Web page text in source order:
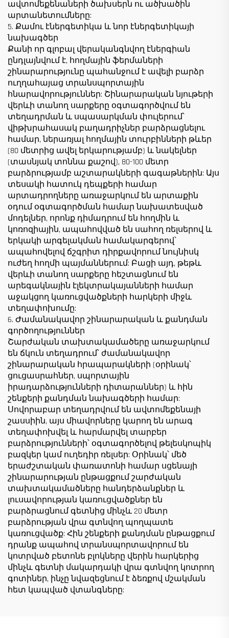
ավտոմեքենաների ծախսերն ու ածխածին
արտանետումները:
5. Քամու էներգետիկա և նոր էներգետիկայի
նախագծեր
Քանի որ գլոբալ վերականգնվող էներգիան
ընդլայնվում է, հողմային ֆերմաների
շինարարությունը պահանջում է ավելի բարձր
ուղղահայաց տրանսպորտային
հնարավորություններ: Շինարարական նյութերի
վերևի տանող սարքերը օգտագործվում են
տեղադրման և սպասարկման փուլերում՝
վիթխրահասակ բաղադրիչներ բարձրացնելու
համար, ներառյալ հողմային տուրբինների թևեր
(80 մետրից ավել երկարությամբ) և նակելներ
(տասնյակ տոննա քաշով), 80-100 մետր
բարձրությամբ աշտարակների գագաթներին: Այս
տեսակի հատուկ դեպքերի համար
արտադրողները առաջարկում են արտաքին
օդում օգտագործման համար նախատեսված
մոդելներ, որոնք դիմադրում են հողմին և
կոռոզիային, ապահովված են սահող ռելսերով և
երկակի արգելակման համակարգերով՝
ապահովելով ճշգրիտ դիրքավորում նույնիսկ
ուժեղ հողմի պայմաններում: Բացի այդ, թեթև
վերևի տանող սարքերը հեշտացնում են
արեգակնային էլեկտրակայանների համար
աջակցող կառուցվածքների հարկերի միջև
տեղափոխումը:
6. Ժամանակավոր շինարարական և քանդման
գործողություններ
Շարժական տախտակամածերը առաջարկում
են ճկուն տեղադրում՝ ժամանակավոր
շինարարական հրապարակների (օրինակ՝
ցուցասրահներ, սպորտային
իրադարձությունների դիտարաններ) և հին
շենքերի քանդման նախագծերի համար:
Սովորաբար տեղադրվում են ավտոմեքենայի
շասսիին, այս միավորները կարող են արագ
տեղափոխվել և հարմարվել տարբեր
բարձրությունների՝ օգտագործելով թելեսկոպիկ
բազկեր կամ ուղեդիր ռելսեր: Օրինակ՝ մեծ
երաժշտական փառատոնի համար սցենայի
շինարարության ընթացքում շարժական
տախտակամածները հանդերձանքներ և
լուսավորության կառուցվածքներ են
բարձրացնում գետնից մինչև 20 մետր
բարձրության վրա գտնվող պողպատե
կառուցվածք: Հին շենքերի քանդման ընթացքում
դրանք ապահով տրանսպորտավորում են
կոտրված բետոնե բլոկները վերին հարկերից
մինչև գետնի մակարդակի վրա գտնվող կոտրող
գոտիներ, ինչը նվազեցնում է ձեռքով մշակման
հետ կապված վտանգները: